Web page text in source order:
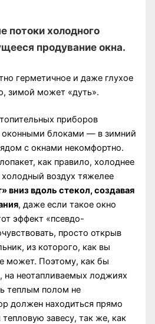
потоки холодного
продувание окна.
герметичное и даже глухое
зимой может «дуть».
приборов
оконными блоками — в зимний
с окнами некомфортно.
как правило, холоднее
холодный воздух тяжелее
вниз вдоль стекол, создавая
, даже если такое окно
эффект «псевдо-
просто открыв
из которого, как вы
может. Поэтому, как бы
неотапливаемых лоджиях
теплым полом не
должен находиться прямо
завесу, так же, как